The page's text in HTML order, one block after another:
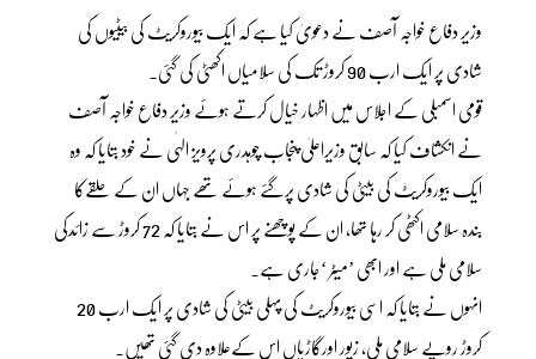
وزیر دفاع خواجہ آصف نے دعویٰ کیا ہے کہ ایک بیوروکریٹ کی بیٹیوں کی
شادی پر ایک ارب 90 کروڑ تک کی سلامیاں اکھٹی کی گئی۔
قومی اسمبلی کے اجلاس میں اظہار خیال کرتے ہوئے وزیر دفاع خواجہ آصف
نے انکشاف کیا کہ سابق وزیراعلیٰ پنجاب چوہدری پرویز الہٰی نے خود بتایا کہ وہ
ایک بیوروکریٹ کی بیٹی کی شادی پرگئے ہوئے تھے جہاں ان کے حلقےکا
بندہ سلامی اکٹھی کر رہا تھا، ان کے پوچھنے پر اس نے بتایا کہ 72 کروڑ سے زائدکی
سلامی ملی ہے اور ابھی ’میٹر ‘جاری ہے۔
انہوں نے بتایا کہ اسی بیوروکریٹ کی پہلی بیٹی کی شادی پر ایک ارب 20
کروڑ روپے سلامی ملی، زیور اورگاڑیاں اس کےعلاوہ دی گئی تھیں۔